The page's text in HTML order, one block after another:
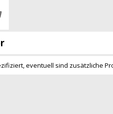
eventuell sind zusätzliche